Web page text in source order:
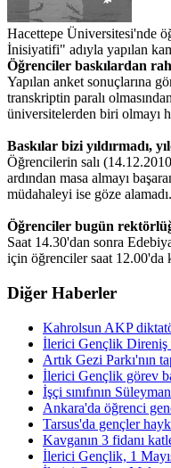
Hacettepe Üniversitesi'nde
İnisiyatifi" adıyla yapılan
Öğrenciler baskılardan
Yapılan anket sonuçlarına
transkriptin paralı
üniversitelerden biri olmayı
Baskılar bizi yıldırmadı,
Öğrencilerin salı
ardından masa almayı
müdahaleyi ise göze
Öğrenciler bugün
Saat 14.30'dan sonra
için öğrenciler saat 12.00'da
Diğer Haberler
Kahrolsun AKP
İlerici Gençlik Direniş
Artık Gezi Parkı'nın
İlerici Gençlik görev
İşçi sınıfının
Ankara'da öğrenci
Tarsus'da gençler
Kavganın 3 fidanı
İlerici Gençlik, 1